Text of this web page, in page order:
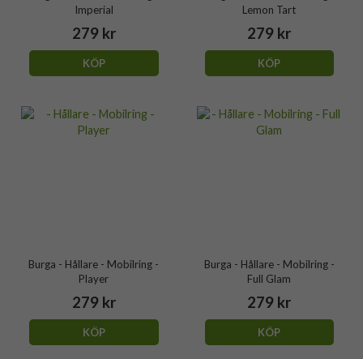
Imperial
279 kr
KÖP
Lemon Tart
279 kr
KÖP
Burga - Hållare - Mobilring -
Player
279 kr
KÖP
Burga - Hållare - Mobilring -
Full Glam
279 kr
KÖP